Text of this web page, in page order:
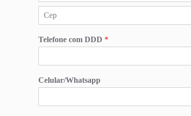
Telefone com DDD *
Celular/Whatsapp